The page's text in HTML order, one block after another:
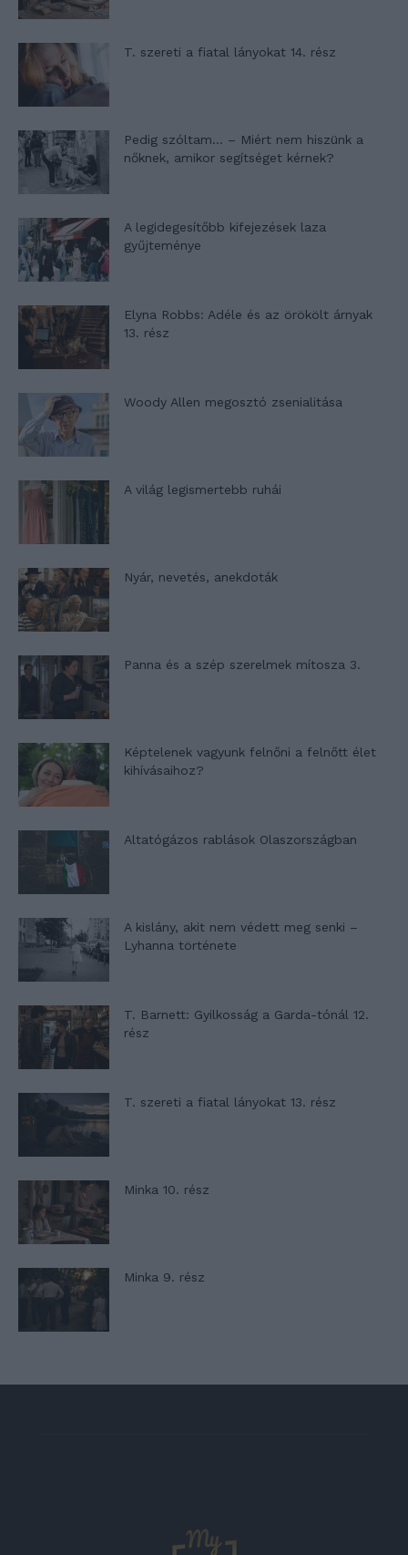
T. szereti a fiatal lányokat 14. rész
Pedig szóltam… – Miért nem hiszünk a
nőknek, amikor segítséget kérnek?
A legidegesítőbb kifejezések laza
gyűjteménye
Elyna Robbs: Adéle és az örökölt árnyak
13. rész
Woody Allen megosztó zsenialitása
A világ legismertebb ruhái
Nyár, nevetés, anekdoták
Panna és a szép szerelmek mítosza 3.
Képtelenek vagyunk felnőni a felnőtt élet
kihívásaihoz?
Altatógázos rablások Olaszországban
A kislány, akit nem védett meg senki –
Lyhanna története
T. Barnett: Gyilkosság a Garda-tónál 12.
rész
T. szereti a fiatal lányokat 13. rész
Minka 10. rész
Minka 9. rész